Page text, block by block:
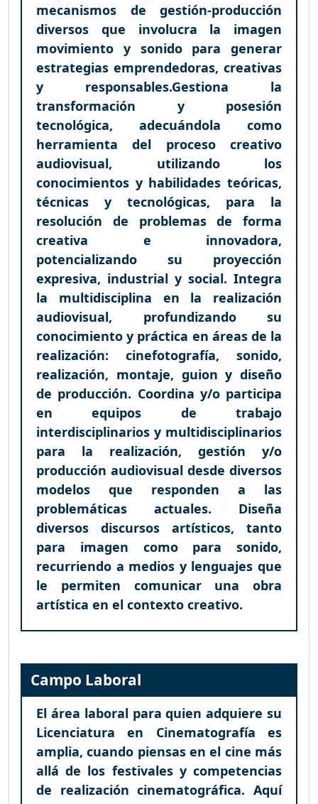
mecanismos de gestión-producción
diversos que involucra la imagen
movimiento y sonido para generar
estrategias emprendedoras, creativas
y responsables.Gestiona la
transformación y posesión
tecnológica, adecuándola como
herramienta del proceso creativo
audiovisual, utilizando los
conocimientos y habilidades teóricas,
técnicas y tecnológicas, para la
resolución de problemas de forma
creativa e innovadora,
potencializando su proyección
expresiva, industrial y social. Integra
la multidisciplina en la realización
audiovisual, profundizando su
conocimiento y práctica en áreas de la
realización: cinefotografía, sonido,
realización, montaje, guion y diseño
de producción. Coordina y/o participa
en equipos de trabajo
interdisciplinarios y multidisciplinarios
para la realización, gestión y/o
producción audiovisual desde diversos
modelos que responden a las
problemáticas actuales. Diseña
diversos discursos artísticos, tanto
para imagen como para sonido,
recurriendo a medios y lenguajes que
le permiten comunicar una obra
artística en el contexto creativo.
Campo Laboral
El área laboral para quien adquiere su
Licenciatura en Cinematografía es
amplia, cuando piensas en el cine más
allá de los festivales y competencias
de realización cinematográfica. Aquí